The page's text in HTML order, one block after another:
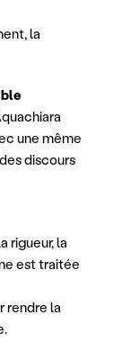
la
une même
discours
rigueur, la
est traitée
rendre la